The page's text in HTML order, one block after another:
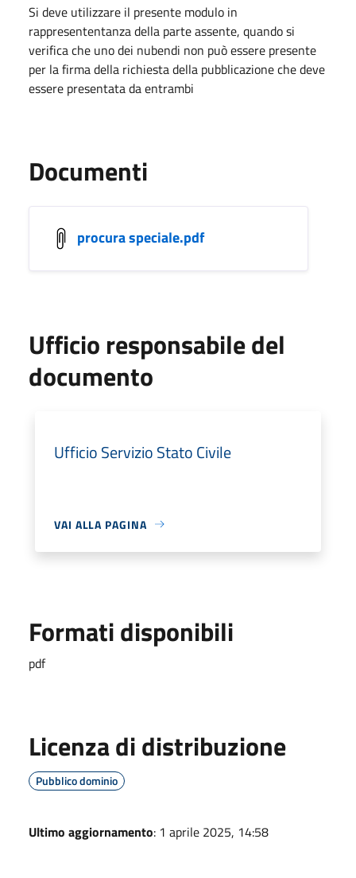
Si deve utilizzare il presente modulo in
rappresententanza della parte assente, quando si
verifica che uno dei nubendi non può essere presente
per la firma della richiesta della pubblicazione che deve
essere presentata da entrambi
Documenti
procura speciale.pdf
Ufficio responsabile del
documento
Ufficio Servizio Stato Civile
VAI ALLA PAGINA
Formati disponibili
pdf
Licenza di distribuzione
Pubblico dominio
Ultimo aggiornamento: 1 aprile 2025, 14:58